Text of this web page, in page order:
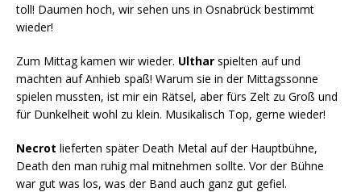
toll! Daumen hoch, wir sehen uns in Osnabrück bestimmt
wieder!
Zum Mittag kamen wir wieder. Ulthar spielten auf und
machten auf Anhieb spaß! Warum sie in der Mittagssonne
spielen mussten, ist mir ein Rätsel, aber fürs Zelt zu Groß und
für Dunkelheit wohl zu klein. Musikalisch Top, gerne wieder!
Necrot lieferten später Death Metal auf der Hauptbühne,
Death den man ruhig mal mitnehmen sollte. Vor der Bühne
war gut was los, was der Band auch ganz gut gefiel.